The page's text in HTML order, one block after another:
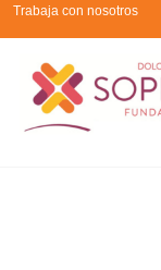
Trabaja con nosotros